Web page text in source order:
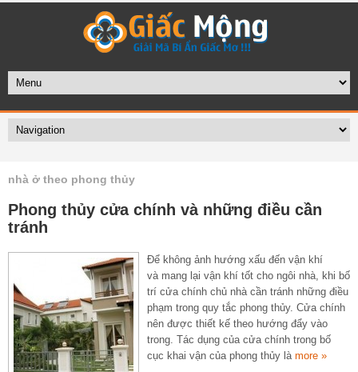
nhà ở theo phong thủy
Phong thủy cửa chính và những điều cần
tránh
Để không ảnh hướng xấu đến vận khí
và mang lại vận khí tốt cho ngôi nhà, khi bố
trí cửa chính chủ nhà cần tránh những điều
phạm trong quy tắc phong thủy. Cửa chính
nên được thiết kế theo hướng đẩy vào
trong. Tác dụng của cửa chính trong bố
cục khai vận của phong thủy là more »